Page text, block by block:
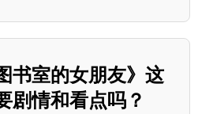
书室的女朋友》这
剧情和看点吗？